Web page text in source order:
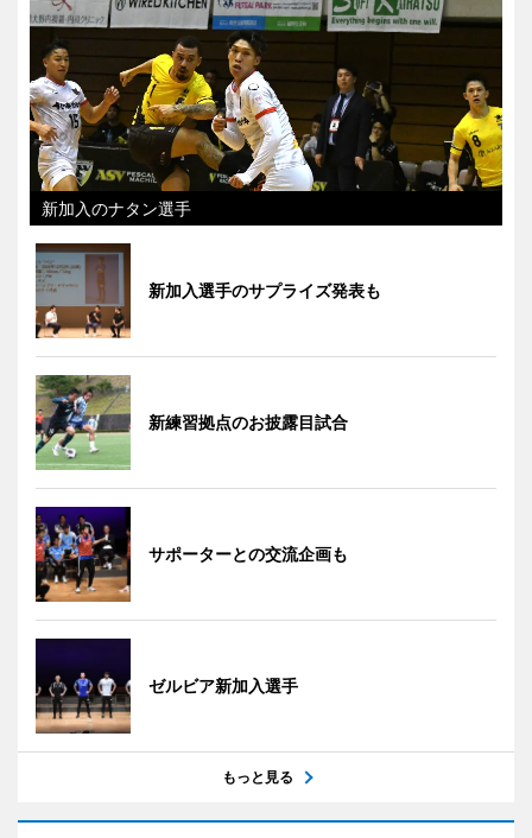
新加入のナタン選手
新加入選手のサプライズ発表も
新練習拠点のお披露目試合
サポーターとの交流企画も
ゼルビア新加入選手
もっと見る